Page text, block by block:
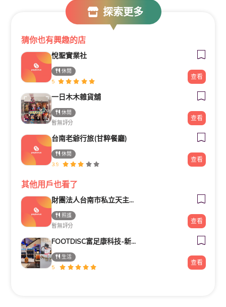
探索更多
猜你也有興趣的店
悅聖實業社
休閒
5
查看
一日木木雜貨舖
休閒
暫無評分
查看
台南老爺行旅(甘粹餐廳)
休閒
3.9
查看
其他用戶也看了
財團法人台南市私立天主教瑞復益智中心
照護
暫無評分
查看
FOOTDISC富足康科技-新光三越-桃園站前店
生活
5
查看